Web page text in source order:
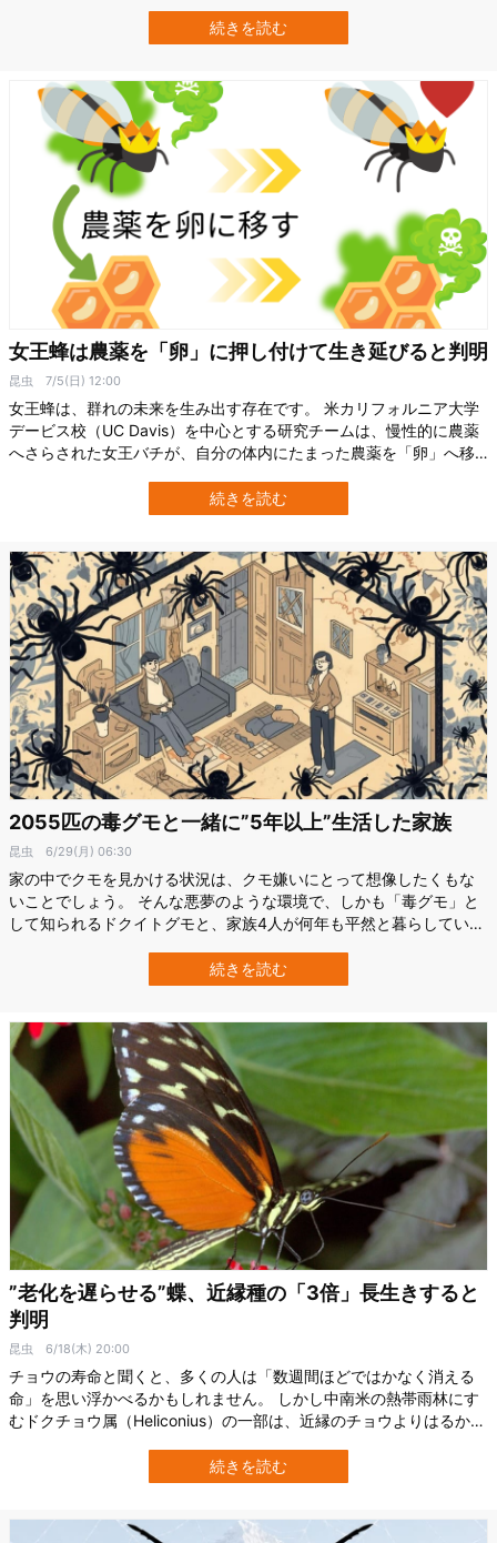
を比較し、最速のアシダカグモ属（Heteropoda）の一種が秒速3.59
メートルに達することを報告しました。 この研究は2026年6月15日
続きを読む
女王蜂は農薬を「卵」に押し付けて生き延びると判明
昆虫 7/5(日) 12:00
女王蜂は、群れの未来を生み出す存在です。 米カリフォルニア大学
デービス校（UC Davis）を中心とする研究チームは、慢性的に農薬
へさらされた女王バチが、自分の体内にたまった農薬を「卵」へ移
一方、次世代となる卵に負担を背負わせる仕組みでもあります。 こ
の成果は、2026年7月2日付で学術誌『Current Biology』にオンライ
続きを読む
2055匹の毒グモと一緒に”5年以上”生活した家族
昆虫 6/29(月) 06:30
家の中でクモを見かける状況は、クモ嫌いにとって想像したくもな
いことでしょう。 そんな悪夢のような環境で、しかも「毒グモ」と
して知られるドクイトグモと、家族4人が何年も平然と暮らしてい
す。 このケースを詳細に調査したのは、アメリカ・カリフォルニア
大学リバーサイド校（UCR）を中心とした研究チームです。 彼らは
続きを読む
”老化を遅らせる”蝶、近縁種の「3倍」長生きすると
判明
昆虫 6/18(木) 20:00
チョウの寿命と聞くと、多くの人は「数週間ほどではかなく消える
命」を思い浮かべるかもしれません。 しかし中南米の熱帯雨林にす
むドクチョウ属（Heliconius）の一部は、近縁のチョウよりはるかに
認されました。 英ブリストル大学（University of Bristol）の研究チ
ームは、この長寿が単なる偶然ではなく、老化速度の低下を伴う…
続きを読む